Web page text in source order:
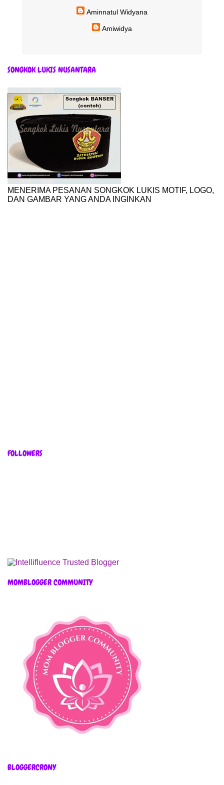
Aminnatul Widyana
Amiwidya
SONGKOK LUKIS NUSANTARA
MENERIMA PESANAN SONGKOK LUKIS MOTIF, LOGO,
DAN GAMBAR YANG ANDA INGINKAN
FOLLOWERS
MOMBLOGGER COMMUNITY
BLOGGERCRONY